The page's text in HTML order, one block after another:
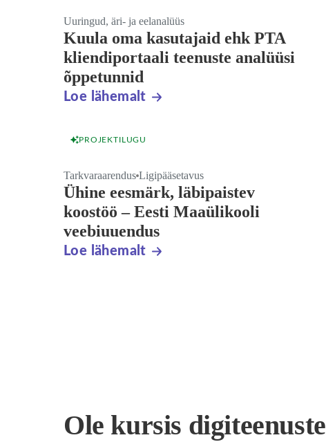
Uuringud, äri- ja eelanalüüs
Kuula oma kasutajaid ehk PTA
kliendiportaali teenuste analüüsi
õppetunnid
Loe lähemalt
PROJEKTILUGU
Tarkvaraarendus Ligipääsetavus
Ühine eesmärk, läbipaistev
koostöö – Eesti Maaülikooli
veebiuuendus
Loe lähemalt
Ole kursis digiteenuste